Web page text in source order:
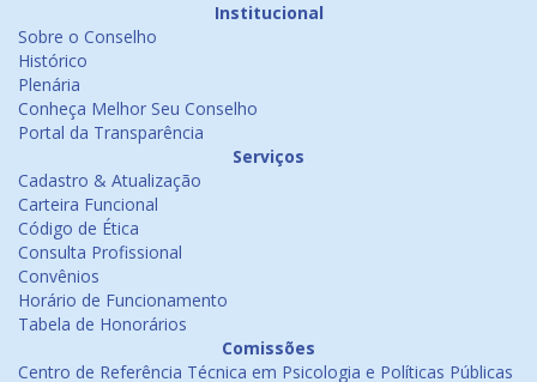
Institucional
Sobre o Conselho
Histórico
Plenária
Conheça Melhor Seu Conselho
Portal da Transparência
Serviços
Cadastro & Atualização
Carteira Funcional
Código de Ética
Consulta Profissional
Convênios
Horário de Funcionamento
Tabela de Honorários
Comissões
Centro de Referência Técnica em Psicologia e Políticas Públicas